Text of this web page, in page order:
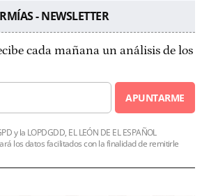
- NEWSLETTER
cada mañana un análisis de los
APUNTARME
y la LOPDGDD, EL LEÓN DE EL ESPAÑOL
los datos facilitados con la finalidad de remitirle